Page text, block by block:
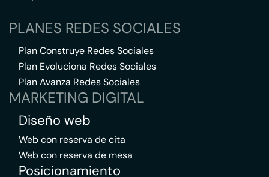
PLANES REDES SOCIALES
Plan Construye Redes Sociales
Plan Evoluciona Redes Sociales
Plan Avanza Redes Sociales
MARKETING DIGITAL
Diseño web
Web con reserva de cita
Web con reserva de mesa
Posicionamiento